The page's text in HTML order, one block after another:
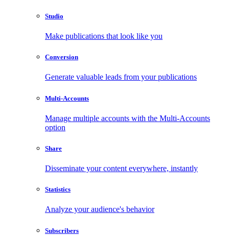
Studio
Make publications that look like you
Conversion
Generate valuable leads from your publications
Multi-Accounts
Manage multiple accounts with the Multi-Accounts
option
Share
Disseminate your content everywhere, instantly
Statistics
Analyze your audience's behavior
Subscribers